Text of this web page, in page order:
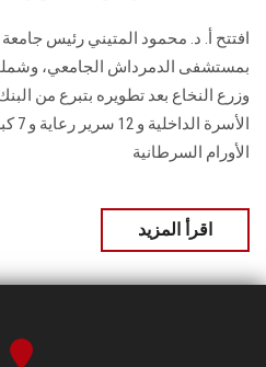
افتتح أ. د. محمود المتيني رئيس
بمستشفى الدمرداش الجامعي،
وزرع النخاع بعد تطويره بتبرع من
الأورام السرطانية
اقرأ المزيد